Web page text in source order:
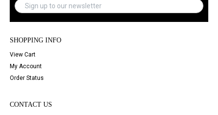
SHOPPING INFO
View Cart
My Account
Order Status
CONTACT US